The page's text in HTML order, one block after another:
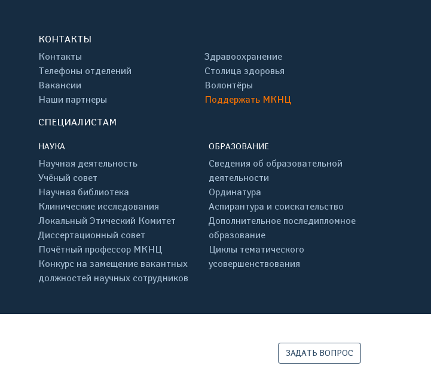
КОНТАКТЫ
Контакты
Телефоны отделений
Вакансии
Наши партнеры
Здравоохранение
Столица здоровья
Волонтёры
Поддержать МКНЦ
СПЕЦИАЛИСТАМ
НАУКА
Научная деятельность
Учёный совет
Научная библиотека
Клинические исследования
Локальный Этический Комитет
Диссертационный совет
Почётный профессор МКНЦ
Конкурс на замещение вакантных
должностей научных сотрудников
ОБРАЗОВАНИЕ
Сведения об образовательной
деятельности
Ординатура
Аспирантура и соискательство
Дополнительное последипломное
образование
Циклы тематического
усовершенствования
ЗАДАТЬ ВОПРОС